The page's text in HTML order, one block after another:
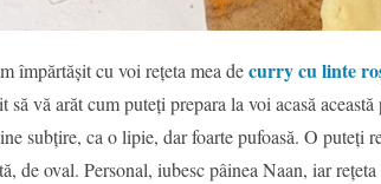
împărtășit cu voi rețeta mea decurry cu linte
să vă arăt cum puteți prepara la voi acasă
subțire, ca o lipie, dar foarte pufoasă. O puteți
de oval. Personal, iubesc pâinea Naan, iar